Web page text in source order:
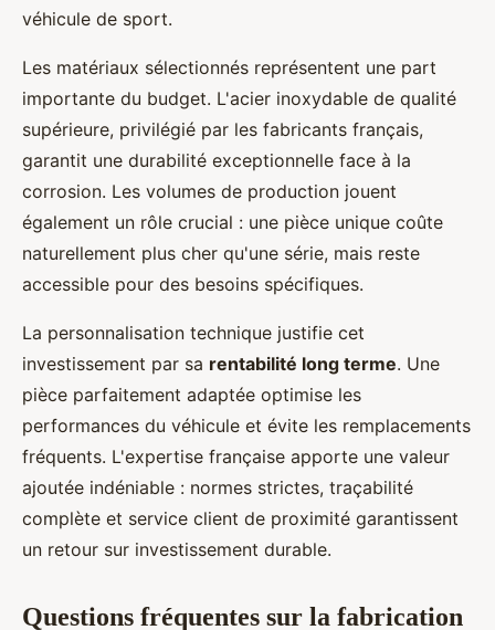
véhicule de sport.
Les matériaux sélectionnés représentent une part
importante du budget. L'acier inoxydable de qualité
supérieure, privilégié par les fabricants français,
garantit une durabilité exceptionnelle face à la
corrosion. Les volumes de production jouent
également un rôle crucial : une pièce unique coûte
naturellement plus cher qu'une série, mais reste
accessible pour des besoins spécifiques.
La personnalisation technique justifie cet
investissement par sa rentabilité long terme. Une
pièce parfaitement adaptée optimise les
performances du véhicule et évite les remplacements
fréquents. L'expertise française apporte une valeur
ajoutée indéniable : normes strictes, traçabilité
complète et service client de proximité garantissent
un retour sur investissement durable.
Questions fréquentes sur la fabrication